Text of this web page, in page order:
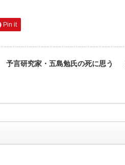
Pin it
予言研究家・五島勉氏の死に思う